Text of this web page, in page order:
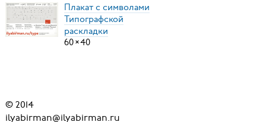
Плакат с символами
Типографской
раскладки
60×40
© 2014
ilyabirman@ilyabirman.ru